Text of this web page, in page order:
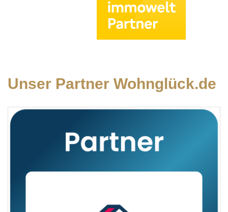
Unser Partner Wohnglück.de